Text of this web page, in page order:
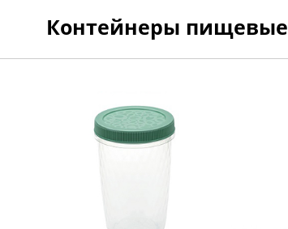
Контейнеры пищевые